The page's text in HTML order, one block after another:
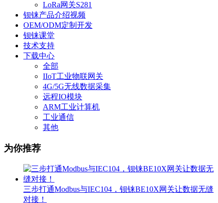
LoRa网关S281
钡铼产品介绍视频
OEM/ODM定制开发
钡铼课堂
技术支持
下载中心
全部
IIoT工业物联网关
4G/5G无线数据采集
远程IO模块
ARM工业计算机
工业通信
其他
为你推荐
三步打通Modbus与IEC104，钡铼BE10X网关让数据无缝
对接！